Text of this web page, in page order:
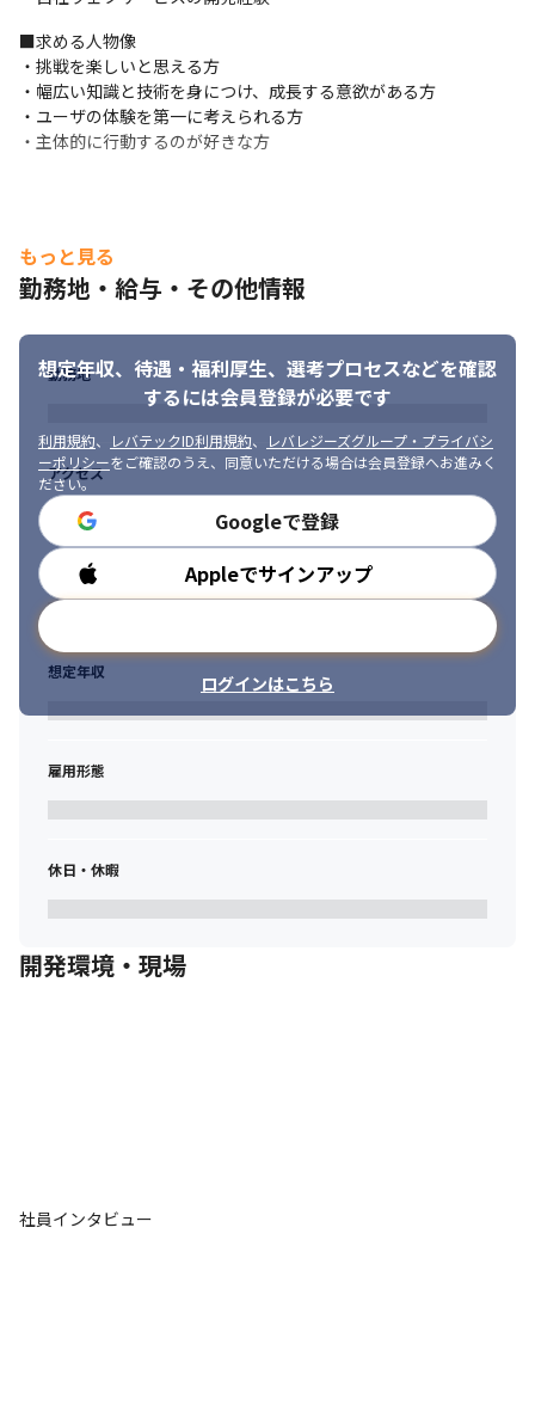
■働く環境
エンジニアに向けた研修、支援制度も充実しています。残業はほ
ぼありません。プライベートを充実させる社員が多く、子育てや
趣味に力を注げる環境を整えています。
■求める人物像
・挑戦を楽しいと思える方
・幅広い知識と技術を身につけ、成長する意欲がある方
・ユーザの体験を第一に考えられる方
・主体的に行動するのが好きな方
もっと見る
勤務地・給与・その他情報
想定年収、待遇・福利厚生、 選考プロセスなどを確認
するには会員登録が必要です
利用規約、 レバテックID利用規約、
レバレジーズグループ・プライバシ
ーポリシーをご確認のうえ、同意いただける場合は会員登録へお進みく
ださい。
Googleで登録
Appleでサインアップ
ログインはこちら
勤務地
アクセス
勤務時間
想定年収
雇用形態
休日・休暇
開発環境・現場
社員インタビュー